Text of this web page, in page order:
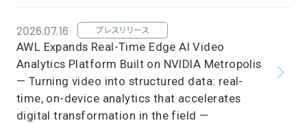
2026.07.16 プレスリリース
AWL Expands Real-Time Edge AI Video
Analytics Platform Built on NVIDIA Metropolis
— Turning video into structured data: real-
time, on-device analytics that accelerates
digital transformation in the field —